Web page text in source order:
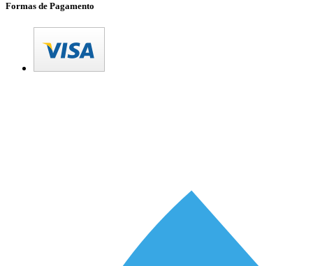
Formas de Pagamento